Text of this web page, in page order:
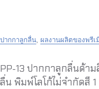
ปากกาลูกลื่น, ผลงานผลิตของพรีเ
PP-13 ปากกาลูกลื่นด้า
ลื่น พิมพ์โลโก้ไม่จำกัดสี